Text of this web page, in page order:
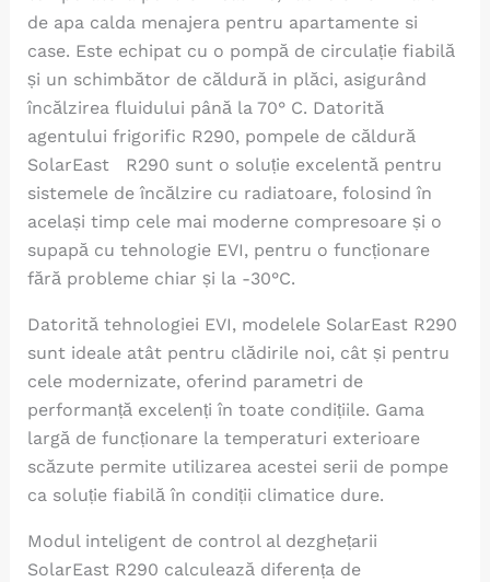
de apa calda menajera pentru apartamente si
case. Este echipat cu o pompă de circulație fiabilă
și un schimbător de căldură in plăci, asigurând
încălzirea fluidului până la 70° C. Datorită
agentului frigorific R290, pompele de căldură
SolarEast R290 sunt o soluție excelentă pentru
sistemele de încălzire cu radiatoare, folosind în
același timp cele mai moderne compresoare și o
supapă cu tehnologie EVI, pentru o funcționare
fără probleme chiar și la -30°C.
Datorită tehnologiei EVI, modelele SolarEast R290
sunt ideale atât pentru clădirile noi, cât și pentru
cele modernizate, oferind parametri de
performanță excelenți în toate condițiile. Gama
largă de funcționare la temperaturi exterioare
scăzute permite utilizarea acestei serii de pompe
ca soluție fiabilă în condiții climatice dure.
Modul inteligent de control al dezghețarii
SolarEast R290 calculează diferența de